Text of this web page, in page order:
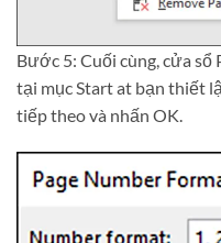
Bước 5: Cuối cùng, cửa
tại mục Start at bạn thiết
tiếp theo và nhấn OK.